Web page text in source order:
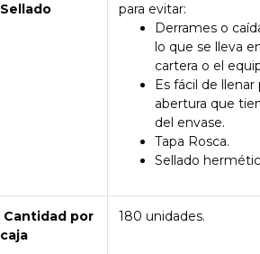
Sellado
para evitar:
Derrames o
lo que se lleva
cartera o el
Es fácil de llenar
abertura que
del envase.
Tapa Rosca.
Sellado
Cantidad por
caja
180 unidades.